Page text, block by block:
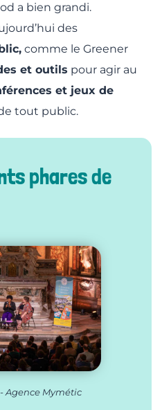
a bien grandi.
des
comme le Greener
et outils pour agir au
et jeux de
tout public.
phares de
Agence Mymétic